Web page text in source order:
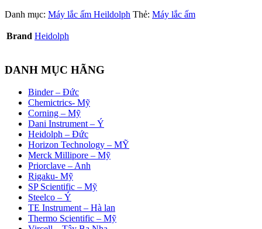
Danh mục: Máy lắc ấm Heildolph Thẻ: Máy lắc ấm
Brand Heidolph
DANH MỤC HÃNG
Binder – Đức
Chemictrics- Mỹ
Corning – Mỹ
Dani Instrument – Ý
Heidolph – Đức
Horizon Technology – MỸ
Merck Millipore – Mỹ
Priorclave – Anh
Rigaku- Mỹ
SP Scientific – Mỹ
Steelco – Ý
TE Instrument – Hà lan
Thermo Scientific – Mỹ